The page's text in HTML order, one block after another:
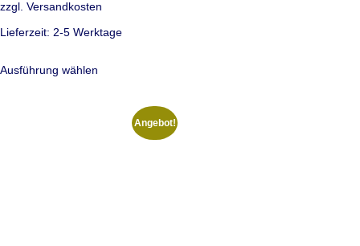
zzgl. Versandkosten
Lieferzeit: 2-5 Werktage
Ausführung wählen
Angebot!